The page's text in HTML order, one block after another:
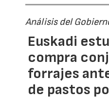
Análisis del
Euskadi
compra
forrajes
de pastos